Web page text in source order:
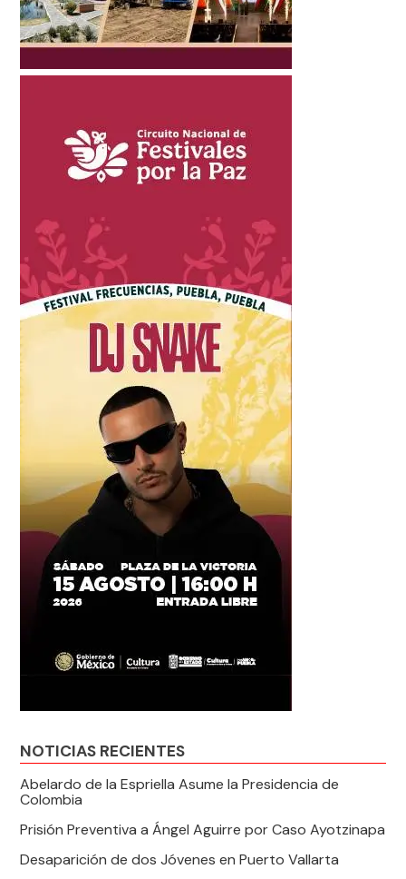
NOTICIAS RECIENTES
Abelardo de la Espriella Asume la Presidencia de
Colombia
Prisión Preventiva a Ángel Aguirre por Caso Ayotzinapa
Desaparición de dos Jóvenes en Puerto Vallarta